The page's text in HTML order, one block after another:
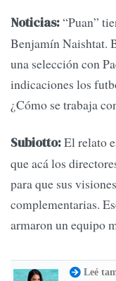
Noticias:“Puan”
Benjamín Naishtat.
una selección con
indicaciones los
¿Cómo se trabaja
Subiotto:El relato
que acá los
para que sus
complementarias.
armaron un equipo
Leé